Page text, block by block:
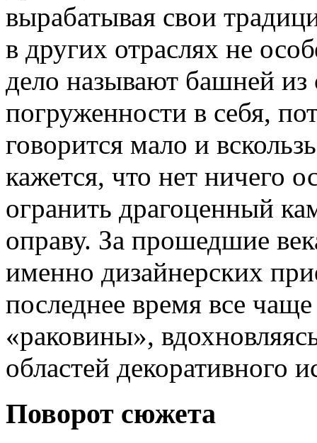
вырабатывая свои
в других отраслях не
дело называют башней из
погруженности в себя,
говорится мало и
кажется, что нет ничего
огранить драгоценный
оправу. За прошедшие
именно дизайнерских
последнее время все
«раковины»,
областей декоративного
Поворот сюжета